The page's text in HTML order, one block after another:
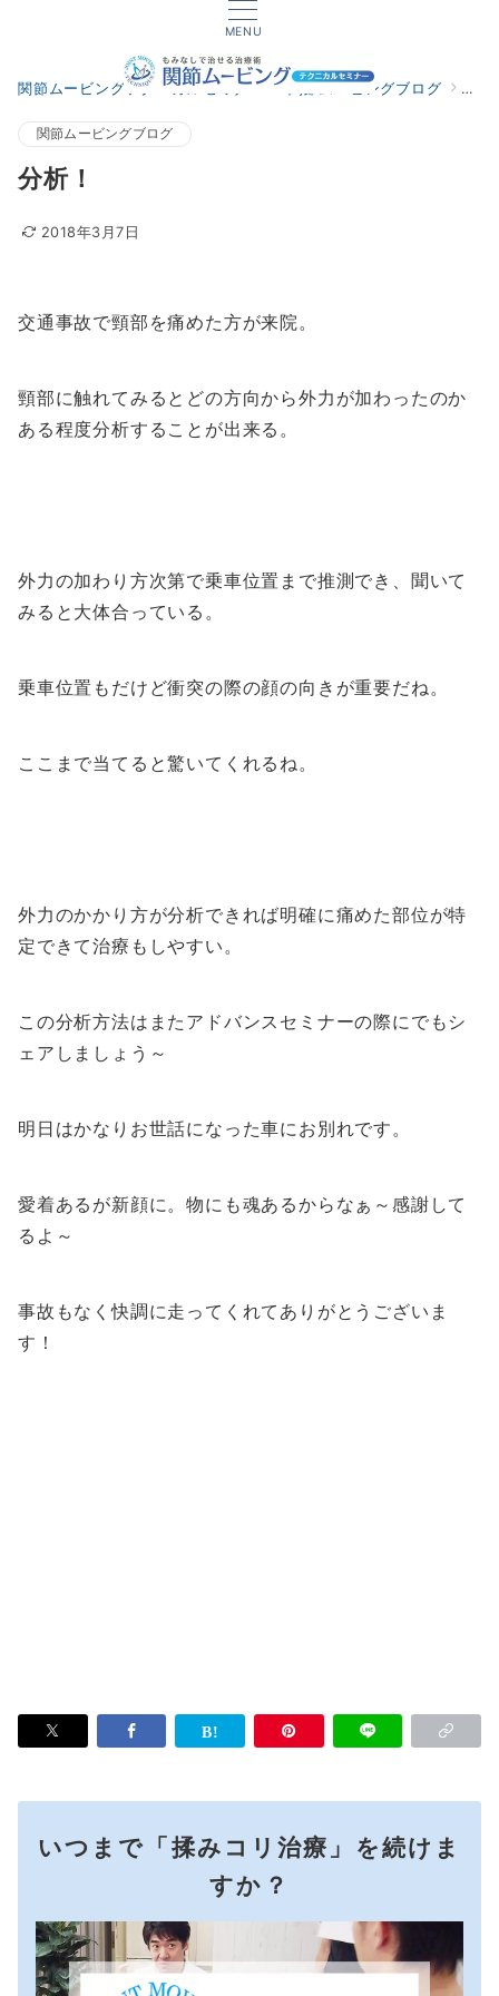
MENU
関節ムービングテクニカルセミナー 関節ムービングブログ 分
関節ムービングブログ
分析！
2018年3月7日
交通事故で頸部を痛めた方が来院。
頸部に触れてみるとどの方向から外力が加わったのか
ある程度分析することが出来る。
外力の加わり方次第で乗車位置まで推測でき、聞いて
みると大体合っている。
乗車位置もだけど衝突の際の顔の向きが重要だね。
ここまで当てると驚いてくれるね。
外力のかかり方が分析できれば明確に痛めた部位が特
定できて治療もしやすい。
この分析方法はまたアドバンスセミナーの際にでもシ
ェアしましょう～
明日はかなりお世話になった車にお別れです。
愛着あるが新顔に。物にも魂あるからなぁ～感謝して
るよ～
事故もなく快調に走ってくれてありがとうございま
す！
いつまで「揉みコリ治療」を続けま
すか？